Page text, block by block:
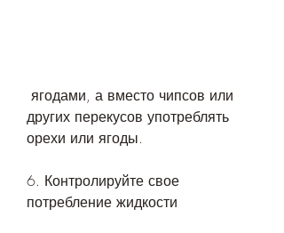
других перекусов употреблять
орехи или ягоды.
6. Контролируйте свое
потребление жидкости